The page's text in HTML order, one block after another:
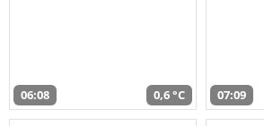
06:08 0,6 °C 07:09